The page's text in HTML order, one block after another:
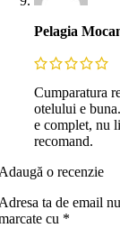
Pelagia
Cumparatura
otelului e
e complet, nu
recomand.
o recenzie
ta de email
cu *